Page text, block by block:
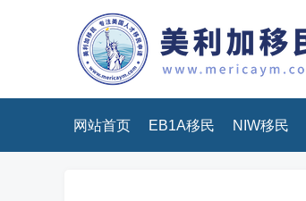
网站首页 EB1A移民 NIW移民